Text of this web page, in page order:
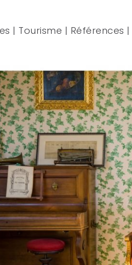
| Tourisme | Références |